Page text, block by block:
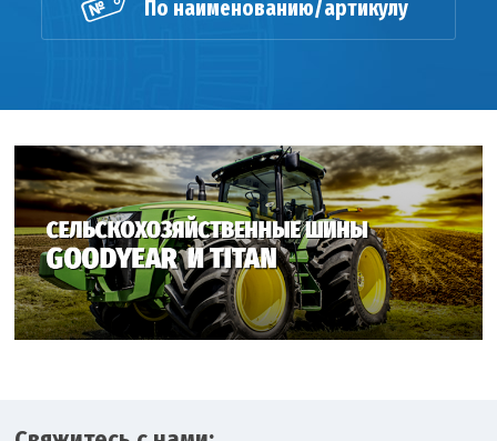
По наименованию/артикулу